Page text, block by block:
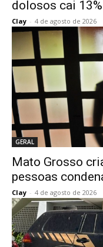
dolosos cai
Clay - 4 de agosto de 2026
GERAL
Mato Grosso
pessoas
Clay - 4 de agosto de 2026